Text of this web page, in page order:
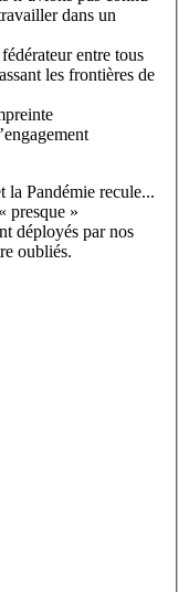
dans un
entre tous
les frontières de
la Pandémie recule...
presque »
déployés par nos
oubliés.